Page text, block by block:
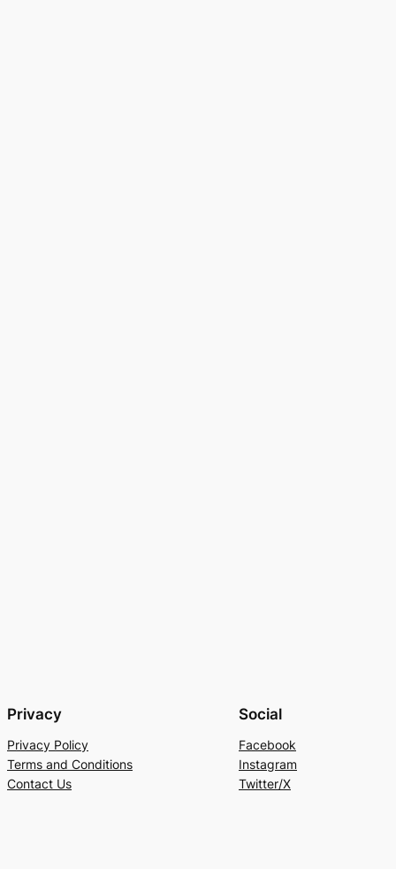
Privacy
Privacy Policy
Terms and Conditions
Contact Us
Social
Facebook
Instagram
Twitter/X